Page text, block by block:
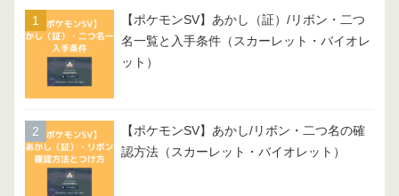
【ポケモンSV】あかし（証）/リボン・二つ
名一覧と入手条件（スカーレット・バイオレ
ット）
【ポケモンSV】あかし/リボン・二つ名の確
認方法（スカーレット・バイオレット）